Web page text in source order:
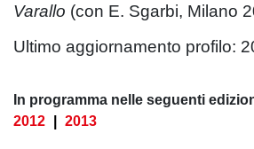
Varallo (con E. Sgarbi, Milano
Ultimo aggiornamento profilo:
In programma nelle seguenti
2012
2013